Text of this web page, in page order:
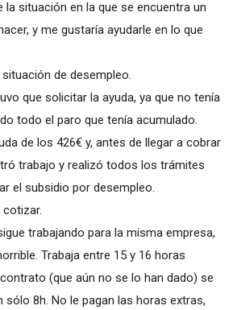
la situación en la que se encuentra un
y me gustaría ayudarle en lo que
de desempleo.
que solicitar la ayuda, ya que no tenía
todo el paro que tenía acumulado.
de los 426€ y, antes de llegar a cobrar
trabajo y realizó todos los trámites
el subsidio por desempleo.
trabajando para la misma empresa,
Trabaja entre 15 y 16 horas
(que aún no se lo han dado) se
sólo 8h. No le pagan las horas extras,